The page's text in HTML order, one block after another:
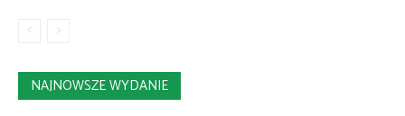
NAJNOWSZE WYDANIE